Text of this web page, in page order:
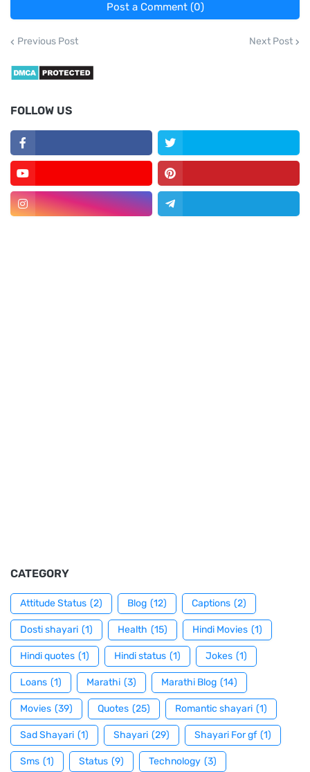
Post a Comment (0)
Previous Post Next Post
FOLLOW US
CATEGORY
Attitude Status (2) Blog (12) Captions (2)
Dosti shayari (1) Health (15) Hindi Movies (1)
Hindi quotes (1) Hindi status (1) Jokes (1)
Loans (1) Marathi (3) Marathi Blog (14)
Movies (39) Quotes (25) Romantic shayari (1)
Sad Shayari (1) Shayari (29) Shayari For gf (1)
Sms (1) Status (9) Technology (3)